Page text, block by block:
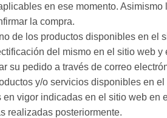
en ese momento.
la compra.
de los productos disponibles en el
del mismo en el sitio web
su pedido a través de correo
y/o servicios disponibles en
vigor indicadas en el sitio web en
realizadas posteriormente.